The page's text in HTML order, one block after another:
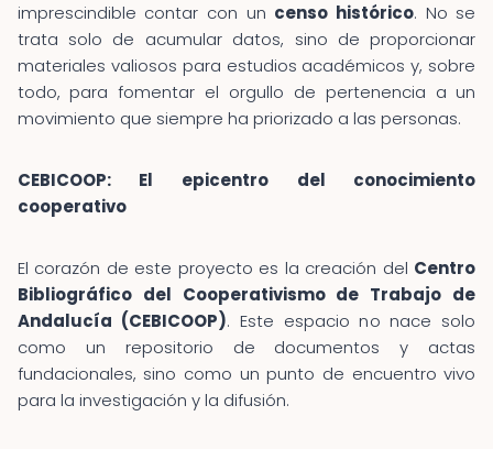
imprescindible contar con un censo histórico. No se
trata solo de acumular datos, sino de proporcionar
materiales valiosos para estudios académicos y, sobre
todo, para fomentar el orgullo de pertenencia a un
movimiento que siempre ha priorizado a las personas.
CEBICOOP: El epicentro del conocimiento
cooperativo
El corazón de este proyecto es la creación del Centro
Bibliográfico del Cooperativismo de Trabajo de
Andalucía (CEBICOOP). Este espacio no nace solo
como un repositorio de documentos y actas
fundacionales, sino como un punto de encuentro vivo
para la investigación y la difusión.